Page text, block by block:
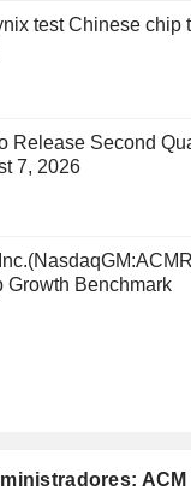
test Chinese chip
Release Second
7, 2026
Growth Benchmark
ACM